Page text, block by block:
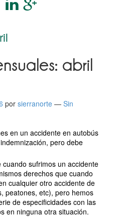
abril
porsierranorte — Sin
en un accidente en autobús
pero debe
sufrimos un accidente
derechos que cuando
cualquier otro accidente de
peatones, etc), pero hemos
de especificidades con las
en ninguna otra situación.